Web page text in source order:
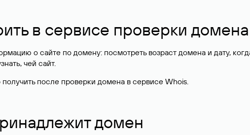
в сервисе проверки
о сайте по домену: посмотреть возраст домена и дату,
чей сайт.
после проверки домена в сервисе Whois.
домен